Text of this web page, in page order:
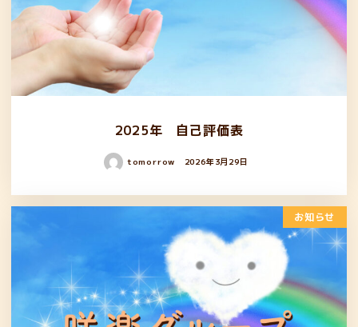
2025年 自己評価表
tomorrow 2026年3月29日
お知らせ